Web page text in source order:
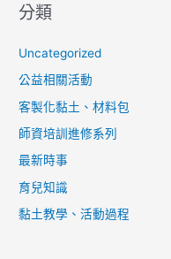
分類
Uncategorized
公益相關活動
客製化黏土、材料包
師資培訓進修系列
最新時事
育兒知識
黏土教學、活動過程